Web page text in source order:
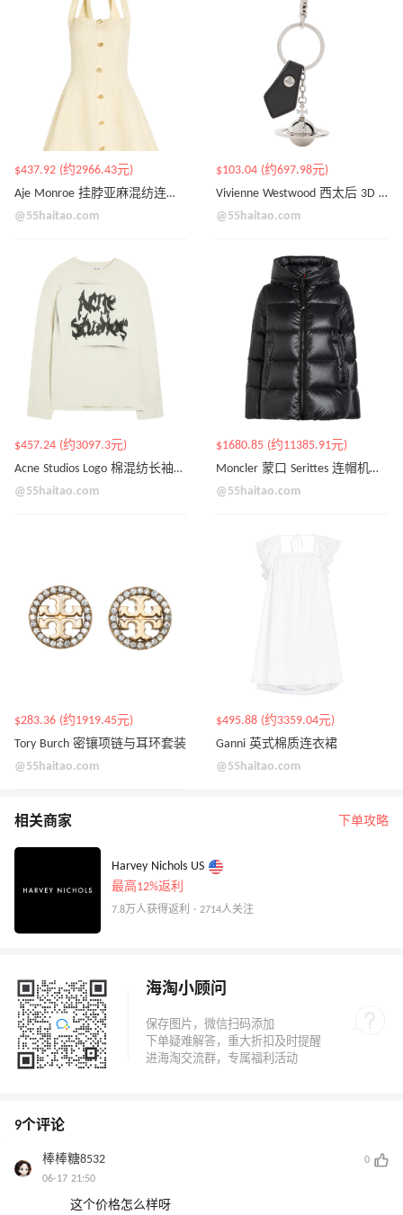
$437.92 (约2966.43元)
Aje Monroe 挂脖亚麻混纺连衣裙
@55haitao.com
$103.04 (约697.98元)
Vivienne Westwood 西太后 3D Orb 钥匙扣
@55haitao.com
$457.24 (约3097.3元)
Acne Studios Logo 棉混纺长袖T恤
@55haitao.com
$1680.85 (约11385.91元)
Moncler 蒙口 Serittes 连帽机能羽绒服
@55haitao.com
$283.36 (约1919.45元)
Tory Burch 密镶项链与耳环套装
@55haitao.com
$495.88 (约3359.04元)
Ganni 英式棉质连衣裙
@55haitao.com
相关商家 下单攻略
Harvey Nichols US
最高12%返利
7.8万人获得返利 · 2714人关注
海淘小顾问
9个评论
棒棒糖8532
0
06-17 21:50
这个价格怎么样呀